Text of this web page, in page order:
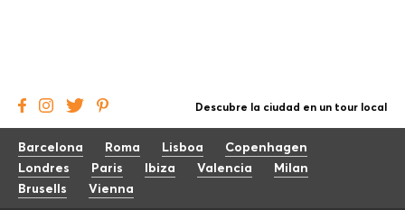
Descubre la ciudad en un tour local
Barcelona Roma Lisboa
Copenhagen
Londres
Paris Ibiza Valencia
Milan
Brusells
Vienna